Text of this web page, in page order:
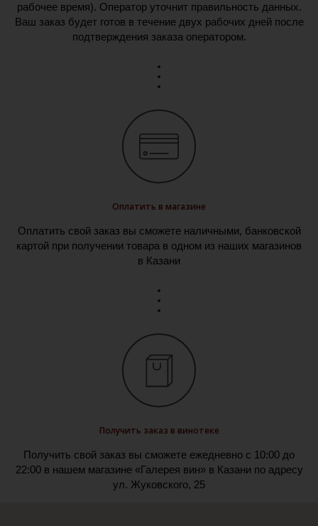
рабочее время). Оператор уточнит правильность данных.
Ваш заказ будет готов в течение двух рабочих дней после
подтверждения заказа оператором.
Оплатить в магазине
Оплатить свой заказ вы сможете наличными, банковской
картой при получении товара в одном из наших магазинов
в Казани
Получить заказ в винотеке
Получить свой заказ вы сможете ежедневно с 10:00 до
22:00 в нашем магазине «Галерея вин» в Казани по адресу
ул. Жуковского, 25